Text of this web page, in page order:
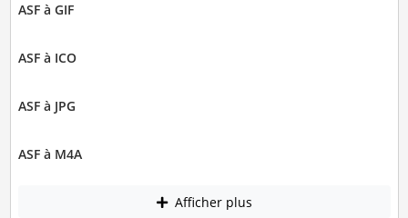
ASF à GIF
ASF à ICO
ASF à JPG
ASF à M4A
Afficher plus